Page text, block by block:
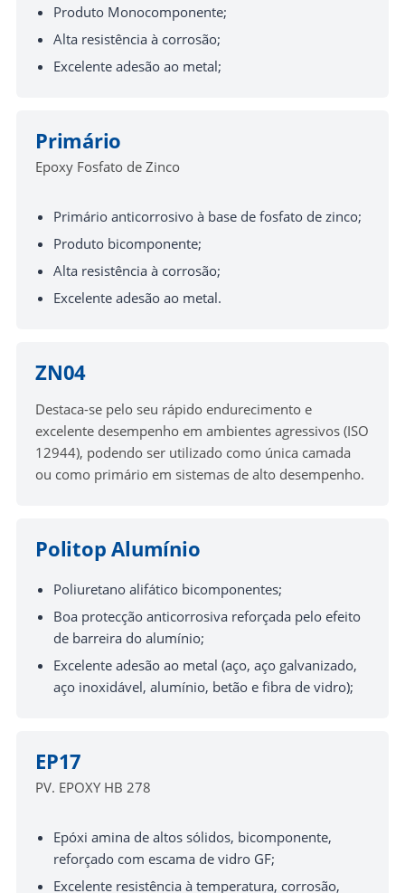
Produto Monocomponente;
Alta resistência à corrosão;
Excelente adesão ao metal;
Primário
Epoxy Fosfato de Zinco
Primário anticorrosivo à base de fosfato de zinco;
Produto bicomponente;
Alta resistência à corrosão;
Excelente adesão ao metal.
ZN04
Destaca-se pelo seu rápido endurecimento e
excelente desempenho em ambientes agressivos (ISO
12944), podendo ser utilizado como única camada
ou como primário em sistemas de alto desempenho.
Politop Alumínio
Poliuretano alifático bicomponentes;
Boa protecção anticorrosiva reforçada pelo efeito
de barreira do alumínio;
Excelente adesão ao metal (aço, aço galvanizado,
aço inoxidável, alumínio, betão e fibra de vidro);
EP17
PV. EPOXY HB 278
Epóxi amina de altos sólidos, bicomponente,
reforçado com escama de vidro GF;
Excelente resistência à temperatura, corrosão,